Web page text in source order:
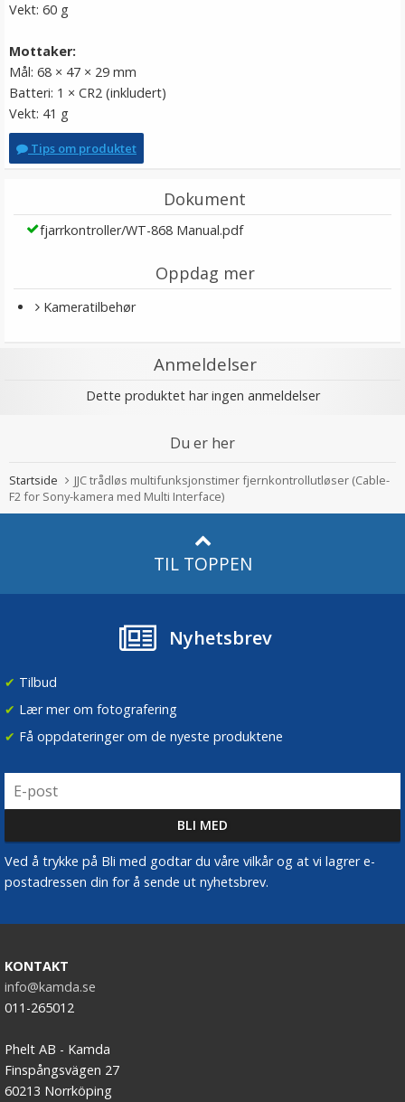
Vekt: 60 g
Mottaker:
Mål: 68 × 47 × 29 mm
Batteri: 1 × CR2 (inkludert)
Vekt: 41 g
Tips om produktet
Dokument
fjarrkontroller/WT-868 Manual.pdf
Oppdag mer
Kameratilbehør
Anmeldelser
Dette produktet har ingen anmeldelser
Du er her
Startside
JJC trådløs multifunksjonstimer fjernkontrollutløser (Cable-
F2 for Sony-kamera med Multi Interface)
TIL TOPPEN
Nyhetsbrev
✔ Tilbud
✔ Lær mer om fotografering
✔ Få oppdateringer om de nyeste produktene
Ved å trykke på Bli med godtar du våre vilkår og at vi lagrer e-
postadressen din for å sende ut nyhetsbrev.
KONTAKT
info@kamda.se
011-265012
Phelt AB - Kamda
Finspångsvägen 27
60213 Norrköping